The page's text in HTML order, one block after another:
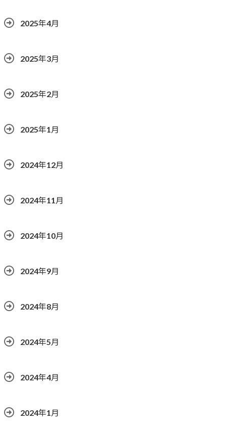
2025年4月
2025年3月
2025年2月
2025年1月
2024年12月
2024年11月
2024年10月
2024年9月
2024年8月
2024年5月
2024年4月
2024年1月